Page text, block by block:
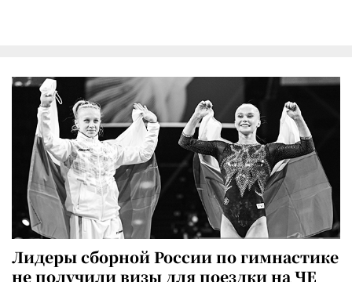
Лидеры сборной России по гимнастике
не получили визы для поездки на ЧЕ